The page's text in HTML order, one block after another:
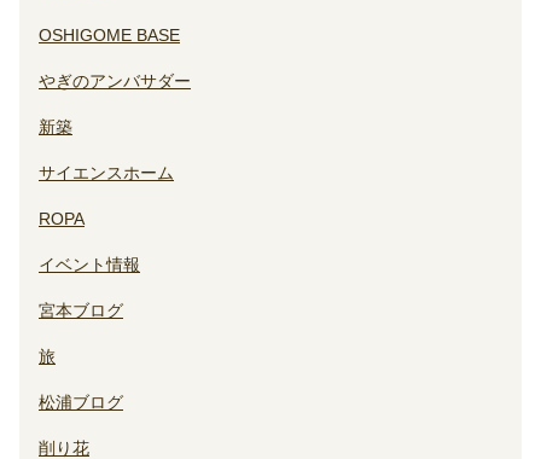
OSHIGOME BASE
やぎのアンバサダー
新築
サイエンスホーム
ROPA
イベント情報
宮本ブログ
旅
松浦ブログ
削り花